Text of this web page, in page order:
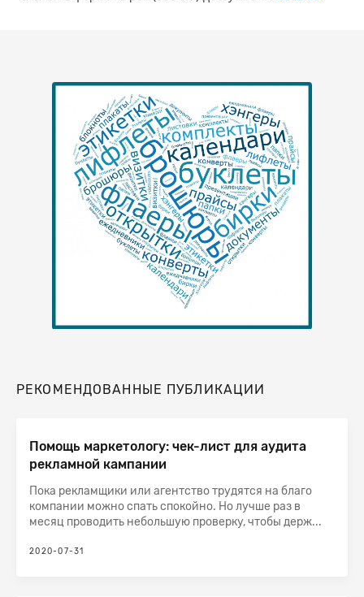
РЕКОМЕНДОВАННЫЕ ПУБЛИКАЦИИ
Помощь маркетологу: чек-лист для аудита
рекламной кампании
Пока рекламщики или агентство трудятся на благо
компании можно спать спокойно. Но лучше раз в
месяц проводить небольшую проверку, чтобы держ...
2020-07-31